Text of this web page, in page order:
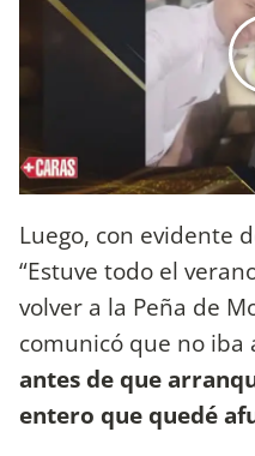
Luego, con evidente
“Estuve todo el
volver a la Peña de
comunicó que no iba
antes de que
entero que quedé